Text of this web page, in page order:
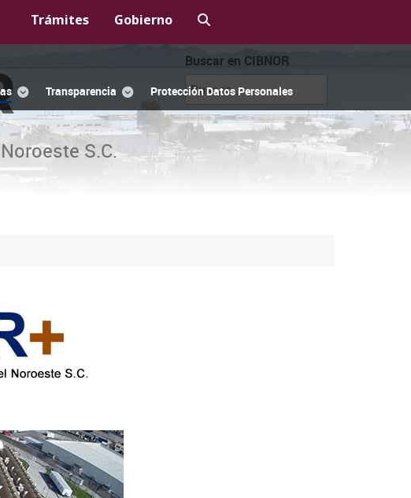
Trámites Gobierno
Transparencia Protección Datos Personales
S.C.
Buscar en CIBNOR